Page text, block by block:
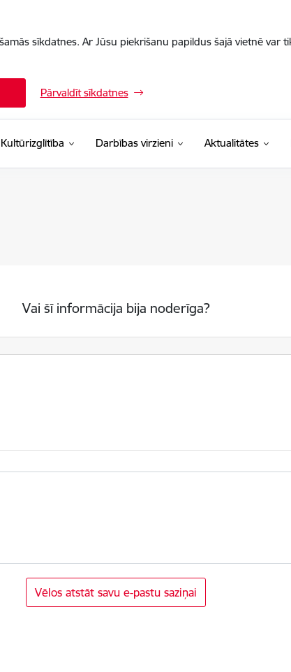
sīkdatnes. Ar Jūsu piekrišanu papildus šajā vietnē var
Pārvaldīt sīkdatnes
Kultūrizglītība Darbības virzieni Aktualitātes
Vai šī informācija bija noderīga?
Vēlos atstāt savu e-pastu saziņai